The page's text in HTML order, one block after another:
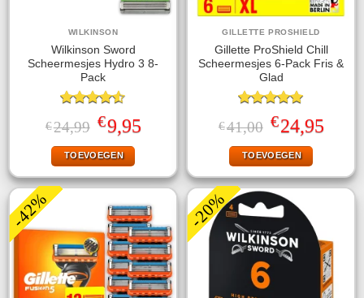
WILKINSON
Wilkinson Sword
Scheermesjes Hydro 3 8-
Pack
Gewaardeerd
4.50uit 5
€24,99 Oorspronkelijke
prijs
was:
€24,99.
€9,95Huidige
prijs
TOEVOEGEN
GILLETTE PROSHIELD
Gillette ProShield Chill
Scheermesjes 6-Pack Fris &
Glad
Gewaardeerd
5.00uit 5
€41,00 Oorspronkelijke
prijs
was:
€41,00.
€24,95Huidige
prijs
TOEVOEGEN
-42% -20%